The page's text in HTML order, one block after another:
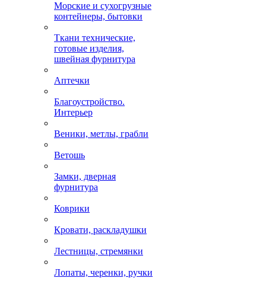
Морские и сухогрузные
контейнеры, бытовки
Ткани технические,
готовые изделия,
швейная фурнитура
Аптечки
Благоустройство.
Интерьер
Веники, метлы, грабли
Ветошь
Замки, дверная
фурнитура
Коврики
Кровати, раскладушки
Лестницы, стремянки
Лопаты, черенки, ручки